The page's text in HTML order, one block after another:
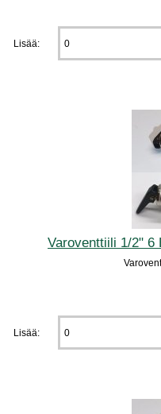
Lisää:
Varoventtiili 1/2" 6
Lisää: